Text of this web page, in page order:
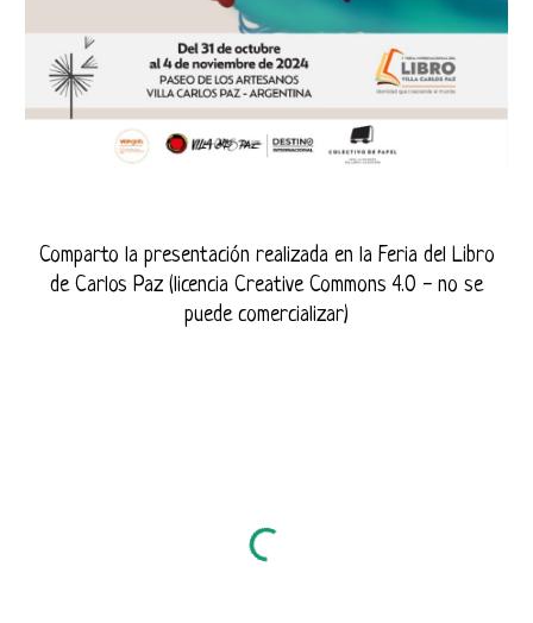
Comparto la presentación realizada en la Feria del Libro
de Carlos Paz (licencia Creative Commons 4.0 - no se
puede comercializar)